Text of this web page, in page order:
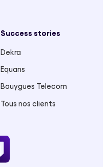
Success stories
Dekra
Equans
Bouygues Telecom
Tous nos clients